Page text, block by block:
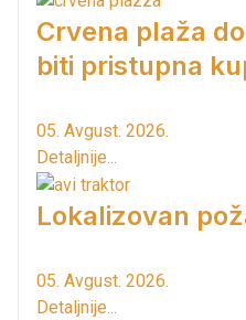
Crvena plaža
biti pristupna
05. Avgust. 2026.
Detaljnije...
Lokalizovan
05. Avgust. 2026.
Detaljnije...